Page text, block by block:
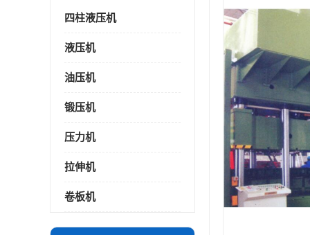
四柱液压机
液压机
油压机
锻压机
压力机
拉伸机
卷板机